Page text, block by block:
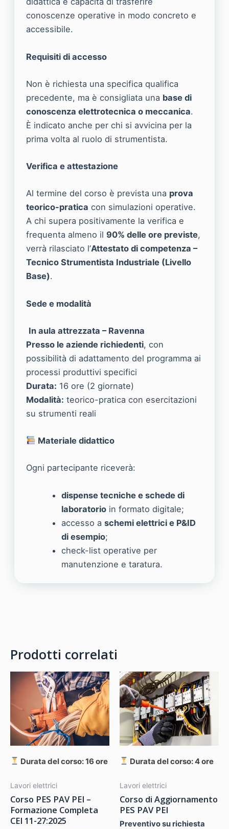
conoscenze operative in modo concreto e
accessibile.
Requisiti di accesso
Non è richiesta una specifica qualifica
precedente, ma è consigliata una base di
conoscenza elettrotecnica o meccanica.
È indicato anche per chi si avvicina per la
prima volta al ruolo di strumentista.
Verifica e attestazione
Al termine del corso è prevista una prova
teorico-pratica con simulazioni operative.
A chi supera positivamente la verifica e
frequenta almeno il 90% delle ore previste,
verrà rilasciato l’Attestato di competenza –
Tecnico Strumentista Industriale (Livello
Base).
Sede e modalità
In aula attrezzata – Ravenna
Presso le aziende richiedenti, con
possibilità di adattamento del programma ai
processi produttivi specifici
Durata: 16 ore (2 giornate)
Modalità: teorico-pratica con esercitazioni
su strumenti reali
Materiale didattico
Ogni partecipante riceverà:
dispense tecniche e schede di
laboratorio in formato digitale;
accesso aschemi elettrici e P&ID
di esempio;
check-list operative per
manutenzione e taratura.
Prodotti correlati
Durata del corso: 16 ore
Lavori elettrici
Corso PES PAV PEI –
Formazione Completa
CEI 11-27:2025
Durata del corso: 4 ore
Lavori elettrici
Corso di Aggiornamento
PES PAV PEI
Preventivo su richiesta